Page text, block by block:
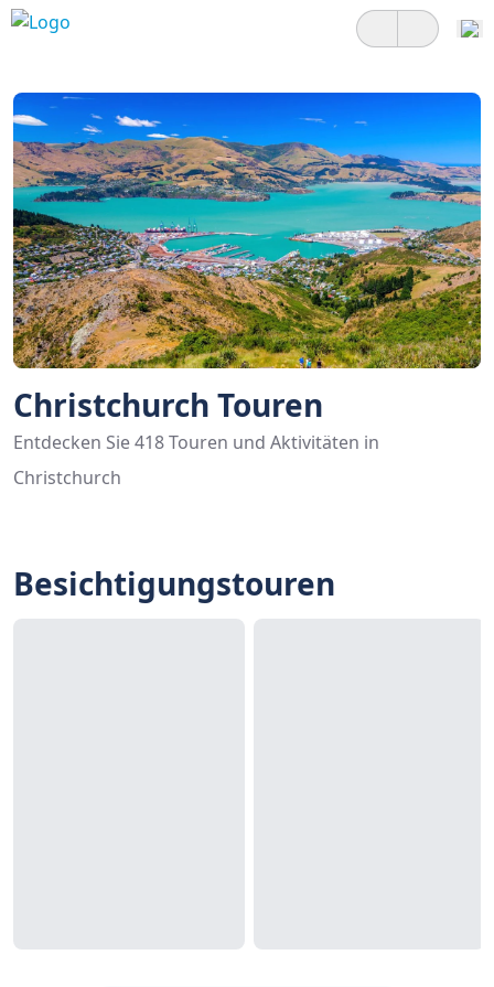
Christchurch Touren
Entdecken Sie 418 Touren und Aktivitäten in
Christchurch
Besichtigungstouren